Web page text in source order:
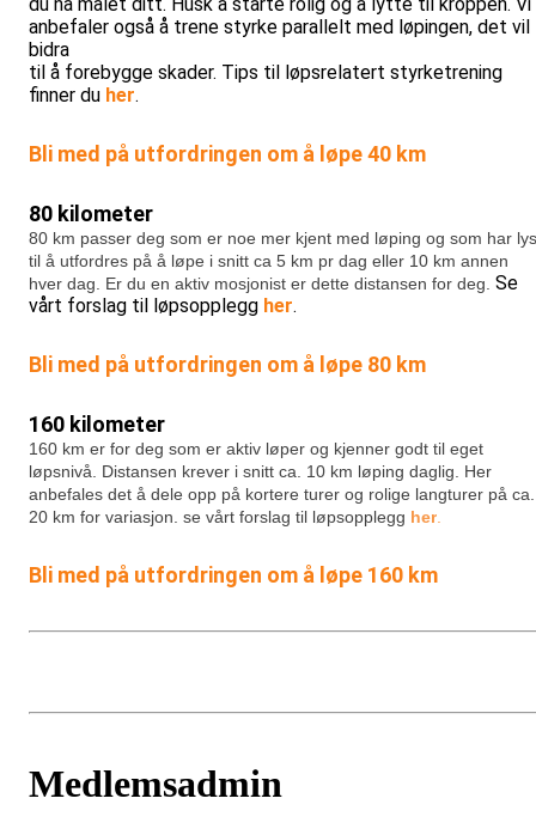
du nå målet ditt. Husk å starte rolig og å lytte til kroppen. Vi
anbefaler også å trene styrke parallelt med løpingen, det vil
bidra
til å forebygge skader. Tips til løpsrelatert styrketrening
finner du her.
Bli med på utfordringen om å løpe 40 km
80 kilometer
80 km passer deg som er noe mer kjent med løping og som har
til å utfordres på å løpe i snitt ca 5 km pr dag eller 10 km annen
hver dag. Er du en aktiv mosjonist er dette distansen for deg. Se
vårt forslag til løpsopplegg her.
Bli med på utfordringen om å løpe 80 km
160 kilometer
160 km er for deg som er aktiv løper og kjenner godt til eget
løpsnivå. Distansen krever i snitt ca. 10 km løping daglig. Her
anbefales det å dele opp på kortere turer og rolige langturer på ca.
20 km for variasjon. se vårt forslag til løpsopplegg her.
Bli med på utfordringen om å løpe 160 km
Medlemsadmin